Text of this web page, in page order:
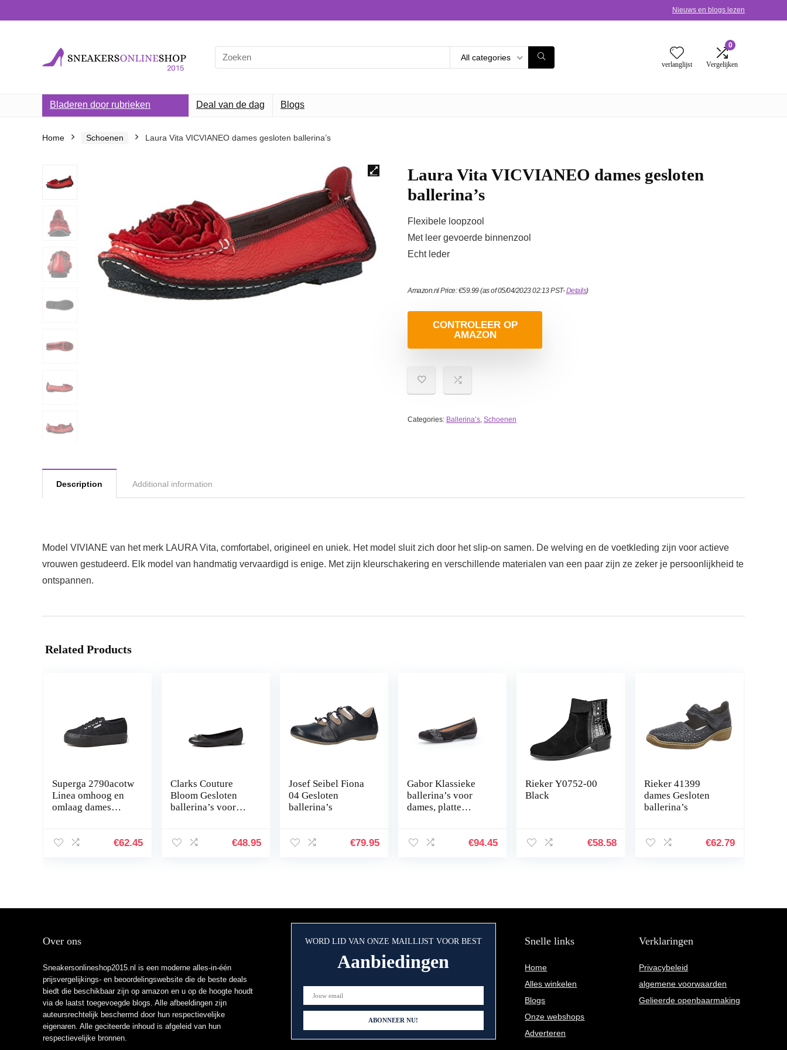
Nieuws en blogs lezen
Search
for:
All categories
verlanglijst
0
Vergelijken
Bladeren door rubrieken Deal van de dag Blogs
Home Schoenen Laura Vita VICVIANEO dames gesloten ballerina’s
Laura Vita VICVIANEO dames gesloten
ballerina’s
Flexibele loopzool
Met leer gevoerde binnenzool
Echt leder
Amazon.nl Price:€59.99(as of 05/04/2023 02:13 PST-Details)
CONTROLEER OP
AMAZON
Categories: Ballerina’s, Schoenen
Description Additional information
Model VIVIANE van het merk LAURA Vita, comfortabel, origineel en uniek. Het model sluit zich door het slip-on samen. De welving en de voetkleding zijn voor actieve
vrouwen gestudeerd. Elk model van handmatig vervaardigd is enige. Met zijn kleurschakering en verschillende materialen van een paar zijn ze zeker je persoonlijkheid te
ontspannen.
Related Products
Superga 2790acotw
Linea omhoog en
omlaag dames
€62.45
Clarks Couture
Bloom Gesloten
ballerina’s voor
€48.95
Josef Seibel Fiona
04 Gesloten
ballerina’s
€79.95
Gabor Klassieke
ballerina’s voor
dames, platte
€94.45
Rieker Y0752-00
Black
€58.58
Rieker 41399
dames Gesloten
ballerina’s
€62.79
Over ons
Sneakersonlineshop2015.nl is een moderne alles-in-één
prijsvergelijkings- en beoordelingswebsite die de beste deals
biedt die beschikbaar zijn op amazon en u op de hoogte houdt
via de laatst toegevoegde blogs. Alle afbeeldingen zijn
auteursrechtelijk beschermd door hun respectievelijke
eigenaren. Alle geciteerde inhoud is afgeleid van hun
respectievelijke bronnen.
WORD LID VAN ONZE MAILLIJST VOOR BEST
Aanbiedingen
Snelle links
Home
Alles winkelen
Blogs
Onze webshops
Adverteren
Verklaringen
Privacybeleid
algemene voorwaarden
Gelieerde openbaarmaking